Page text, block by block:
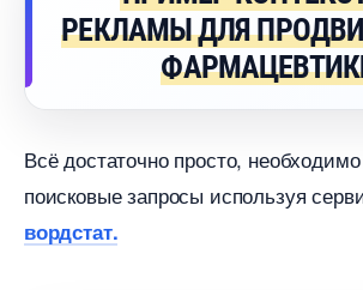
РЕКЛАМЫ ДЛЯ
сё достаточно просто,
поисковые запросы используя
ордстат.